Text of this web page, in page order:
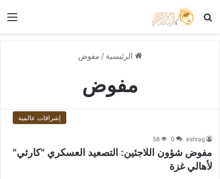
بحث عن
الرئيسية / مفوض
مفوض
إشراقات عالمية
eshrag
0
58
مفوض شؤون اللاجئين: التصعيد العسكري "كارثي"
لأهالي غزة